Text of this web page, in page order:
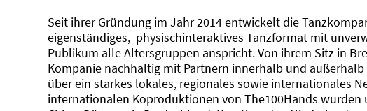
Seit ihrer Gründung im Jahr 2014 entwickelt die
eigenständiges, physischinteraktives Tanzformat mit
Publikum alle Altersgruppen anspricht. Von ihrem Sitz in
Kompanie nachhaltig mit Partnern innerhalb und
über ein starkes lokales, regionales sowie internationales
internationalen Koproduktionen von The100Hands wurden